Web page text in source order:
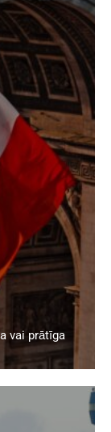
vai prātīga